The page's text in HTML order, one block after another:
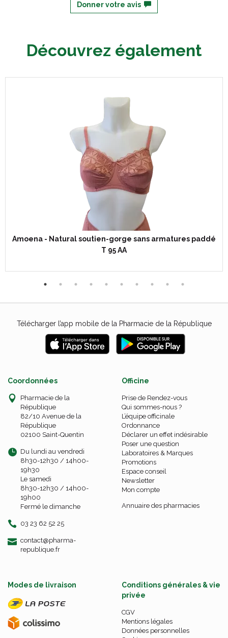
Donner votre avis
Découvrez également
Amoena - Natural soutien-gorge sans armatures paddé
T 95 AA
Télécharger l’app mobile de la Pharmacie de la République
Coordonnées
Pharmacie de la
République
82/10 Avenue de la
République
02100 Saint-Quentin
Du lundi au vendredi
8h30-12h30 / 14h00-
19h30
Le samedi
8h30-12h30 / 14h00-
19h00
Fermé le dimanche
03 23 62 52 25
contact-
@-
pharma-
republique.fr
Officine
Prise de Rendez-vous
Qui sommes-nous ?
L’équipe officinale
Ordonnance
Déclarer un effet indésirable
Poser une question
Laboratoires & Marques
Promotions
Espace conseil
Newsletter
Mon compte
Annuaire des pharmacies
Modes de livraison
Conditions générales & vie
privée
CGV
Mentions légales
Données personnelles